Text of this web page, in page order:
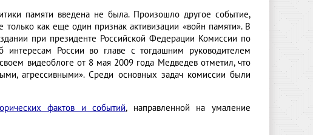
памяти введена не была. Произошло другое событие,
только как еще один признак активизации «войн памяти». В
при президенте Российской Федерации Комиссии по
России во главе с тогдашним руководителем
видеоблоге от 8 мая 2009 года Медведев отметил, что
агрессивными». Среди основных задач комиссии были
фактов и событий, направленной на умаление